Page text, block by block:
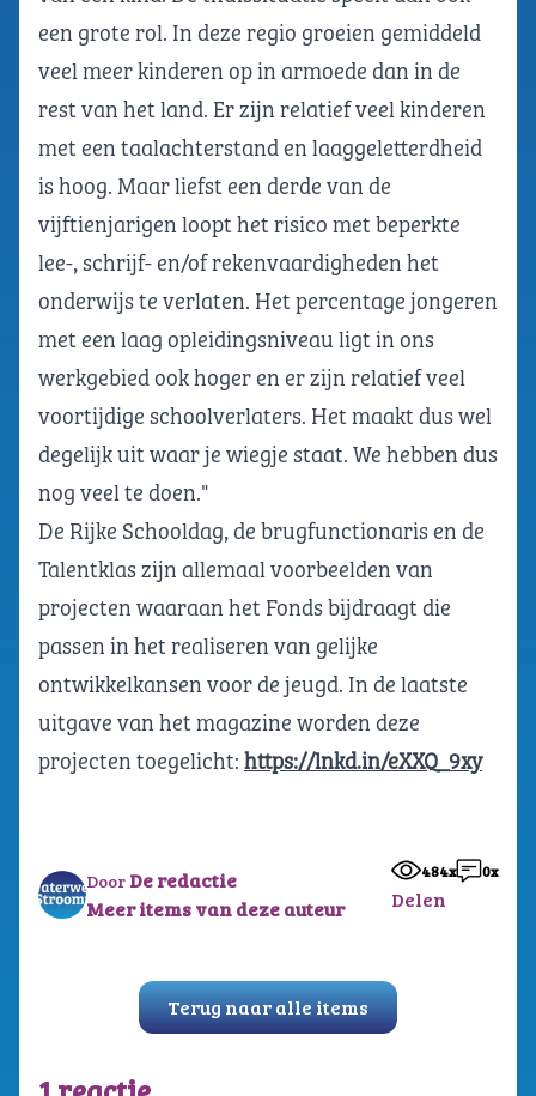
een grote rol. In deze regio groeien gemiddeld
veel meer kinderen op in armoede dan in de
rest van het land. Er zijn relatief veel kinderen
met een taalachterstand en laaggeletterdheid
is hoog. Maar liefst een derde van de
vijftienjarigen loopt het risico met beperkte
lee-, schrijf- en/of rekenvaardigheden het
onderwijs te verlaten. Het percentage jongeren
met een laag opleidingsniveau ligt in ons
werkgebied ook hoger en er zijn relatief veel
voortijdige schoolverlaters. Het maakt dus wel
degelijk uit waar je wiegje staat. We hebben dus
nog veel te doen."
De Rijke Schooldag, de brugfunctionaris en de
Talentklas zijn allemaal voorbeelden van
projecten waaraan het Fonds bijdraagt die
passen in het realiseren van gelijke
ontwikkelkansen voor de jeugd. In de laatste
uitgave van het magazine worden deze
projecten toegelicht:https://lnkd.in/eXXQ_9xy
Door De redactie
Meer items van deze auteur
484x 0x
Delen
Terug naar alle items